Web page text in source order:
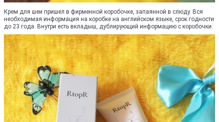
Крем для шеи пришел в фирменной коробочке, запаянной в слюду. Вся
необходимая информация на коробке на английском языке, срок годности
до 23 года. Внутри есть вкладыш, дублирующий информацию с коробочки.